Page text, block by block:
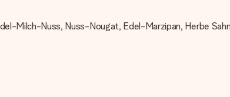
Milch-Nuss, Nuss-Nougat, Edel-Marzipan, Herbe